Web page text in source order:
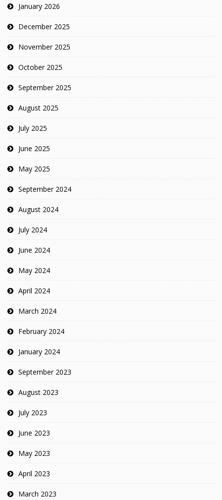
January 2026
December 2025
November 2025
October 2025
September 2025
August 2025
July 2025
June 2025
May 2025
September 2024
August 2024
July 2024
June 2024
May 2024
April 2024
March 2024
February 2024
January 2024
September 2023
August 2023
July 2023
June 2023
May 2023
April 2023
March 2023